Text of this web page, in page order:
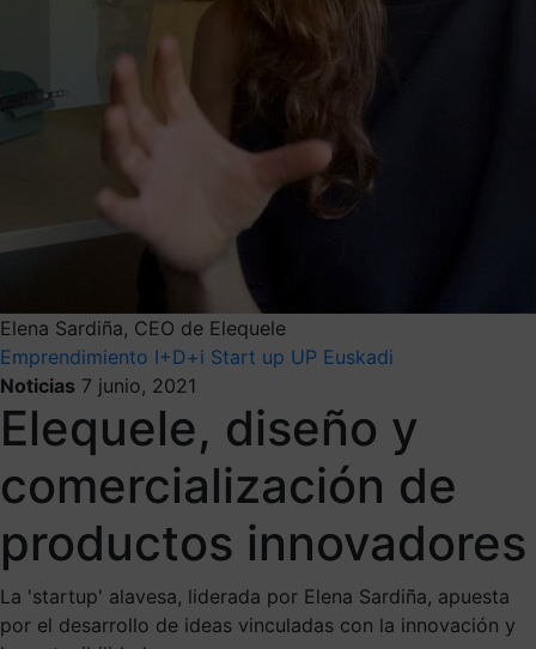
Elena Sardiña, CEO de Elequele
Emprendimiento I+D+i Start up UP Euskadi
Noticias 7 junio, 2021
Elequele, diseño y
comercialización de
productos innovadores
La 'startup' alavesa, liderada por Elena Sardiña, apuesta
por el desarrollo de ideas vinculadas con la innovación y